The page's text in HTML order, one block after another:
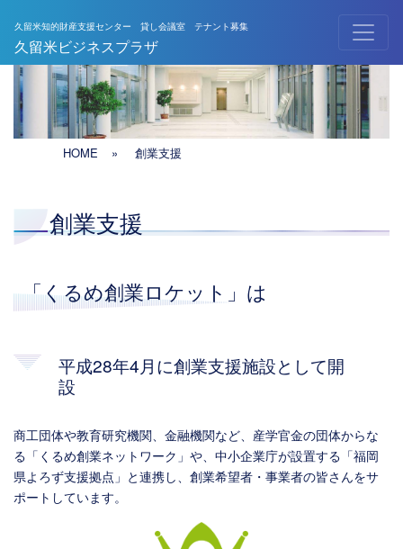
メインナビゲーション
久留米知的財産支援センター 貸し会議室 テナント募集
久留米ビジネスプラザ
HOME » 創業支援
創業支援
「くるめ創業ロケット」は
平成28年4月に創業支援施設として開
設
商工団体や教育研究機関、金融機関など、産学官金の団体からな
る「くるめ創業ネットワーク」や、中小企業庁が設置する「福岡
県よろず支援拠点」と連携し、創業希望者・事業者の皆さんをサ
ポートしています。